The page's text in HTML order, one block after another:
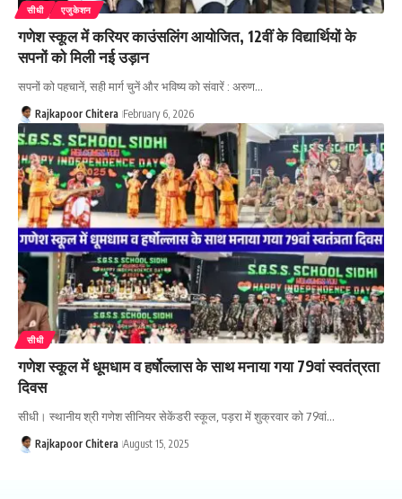
सीधी एजुकेशन
गणेश स्कूल में करियर काउंसलिंग आयोजित, 12वीं के विद्यार्थियों के
सपनों को मिली नई उड़ान
सपनों को पहचानें, सही मार्ग चुनें और भविष्य को संवारें : अरुण…
Rajkapoor Chitera February 6, 2026
सीधी
गणेश स्कूल में धूमधाम व हर्षोल्लास के साथ मनाया गया 79वां स्वतंत्रता
दिवस
सीधी। स्थानीय श्री गणेश सीनियर सेकेंडरी स्कूल, पड़रा में शुक्रवार को 79वां…
Rajkapoor Chitera August 15, 2025